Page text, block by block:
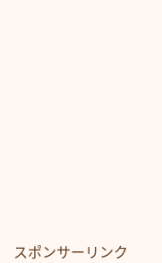
スポンサーリンク